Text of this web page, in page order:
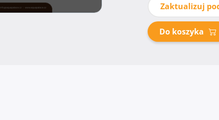
Zaktualizuj
Do koszyka